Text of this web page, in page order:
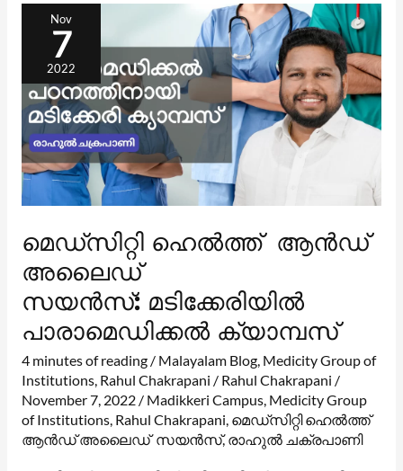
Nov
7
2022
മെഡ്‌സിറ്റി ഹെൽത്ത് ആൻഡ്
അലൈഡ്
സയൻസ്: മടിക്കേരിയിൽ
പാരാമെഡിക്കൽ ക്യാമ്പസ്
4 minutes of reading/ Malayalam Blog, Medicity Group of
Institutions, Rahul Chakrapani / Rahul Chakrapani /
November 7, 2022 / Madikkeri Campus, Medicity Group
of Institutions, Rahul Chakrapani, മെഡ്‌സിറ്റി ഹെൽത്ത്
ആൻഡ് അലൈഡ് സയൻസ്,രാഹുൽ ചക്രപാണി
മെഡ്‌സിറ്റി
ഹെൽത്ത്
ആൻഡ്
അലൈഡ്
സയൻസ്: മടിക്കേരിയിൽ
പാരാമെഡിക്കൽ
ക്യാമ്പസ്